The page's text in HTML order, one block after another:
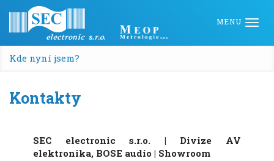
Kde nyní jsem?
Kontakty
SEC electronic s.r.o. | Divize AV
elektronika, BOSE audio | Showroom